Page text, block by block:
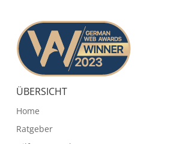
ÜBERSICHT
Home
Ratgeber